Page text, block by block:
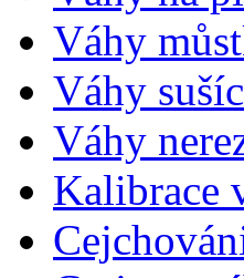
Váhy
Váhy
Váhy
Kalibrace